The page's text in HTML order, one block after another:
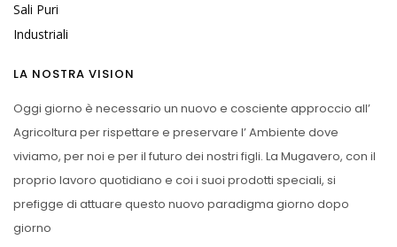
Sali Puri
Industriali
LA NOSTRA VISION
Oggi giorno è necessario un nuovo e cosciente approccio all’
Agricoltura per rispettare e preservare l’ Ambiente dove
viviamo, per noi e per il futuro dei nostri figli. La Mugavero, con il
proprio lavoro quotidiano e coi i suoi prodotti speciali, si
prefigge di attuare questo nuovo paradigma giorno dopo
giorno